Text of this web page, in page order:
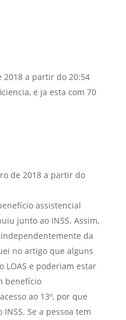
2018 a partir do 20:54
e ja esta com 70
de 2018 a partir do
assistencial
junto ao INSS. Assim,
da
no artigo que alguns
LOAS e poderiam estar
benefício
ao 13º, por que
Se a pessoa tem